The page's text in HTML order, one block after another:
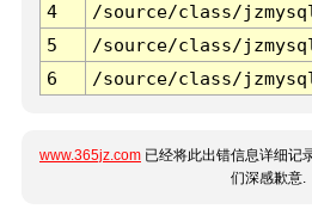
4
/source/class/
5
/source/class/
6
/source/class/
www.365jz.com 已经将此出错信息详细记
们深感歉意.